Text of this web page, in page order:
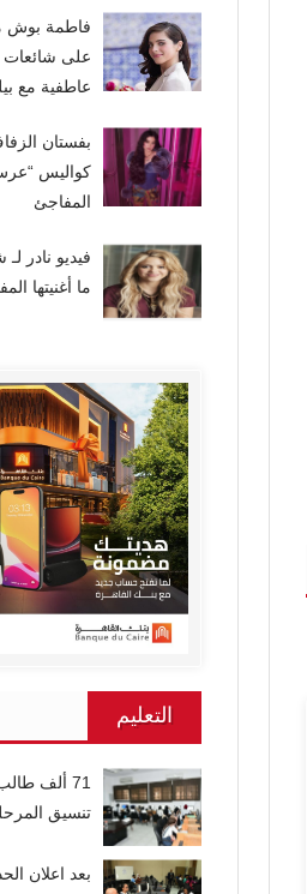
فاطمة بوش
على شائعات
عاطفية مع
بفستان
كواليس
المفاجئ
فيديو نادر
ما أغنيتها
التعليم
71 ألف
تنسيق
بعد اعلان